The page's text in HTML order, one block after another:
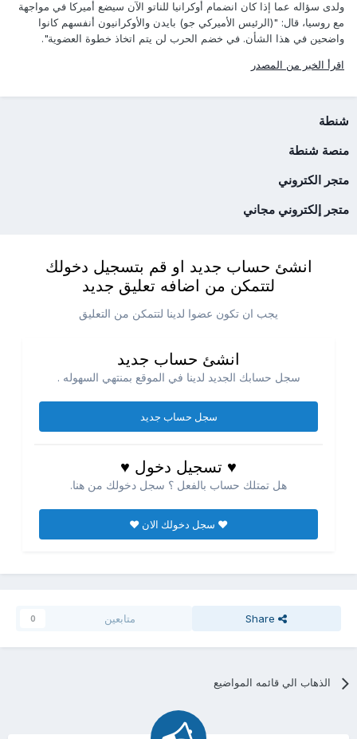
ولدى سؤاله عما إذا كان انضمام أوكرانيا للناتو الآن سيضع أميركا في مواجهة
مع روسيا، قال: "(الرئيس الأميركي جو) بايدن والأوكرانيون أنفسهم كانوا
واضحين في هذا الشأن. في خضم الحرب لن يتم اتخاذ خطوة العضوية".
اقرأ الخبر من المصدر
شنطة
منصة شنطة
متجر الكتروني
متجر إلكتروني مجاني
انشئ حساب جديد او قم بتسجيل دخولك
لتتمكن من اضافه تعليق جديد
يجب ان تكون عضوا لدينا لتتمكن من التعليق
انشئ حساب جديد
سجل حسابك الجديد لدينا في الموقع بمنتهي السهوله .
سجل حساب جديد
♥ تسجيل دخول ♥
هل تمتلك حساب بالفعل ؟ سجل دخولك من هنا.
♥ سجل دخولك الان ♥
Share متابعين 0
الذهاب الي قائمه المواضيع